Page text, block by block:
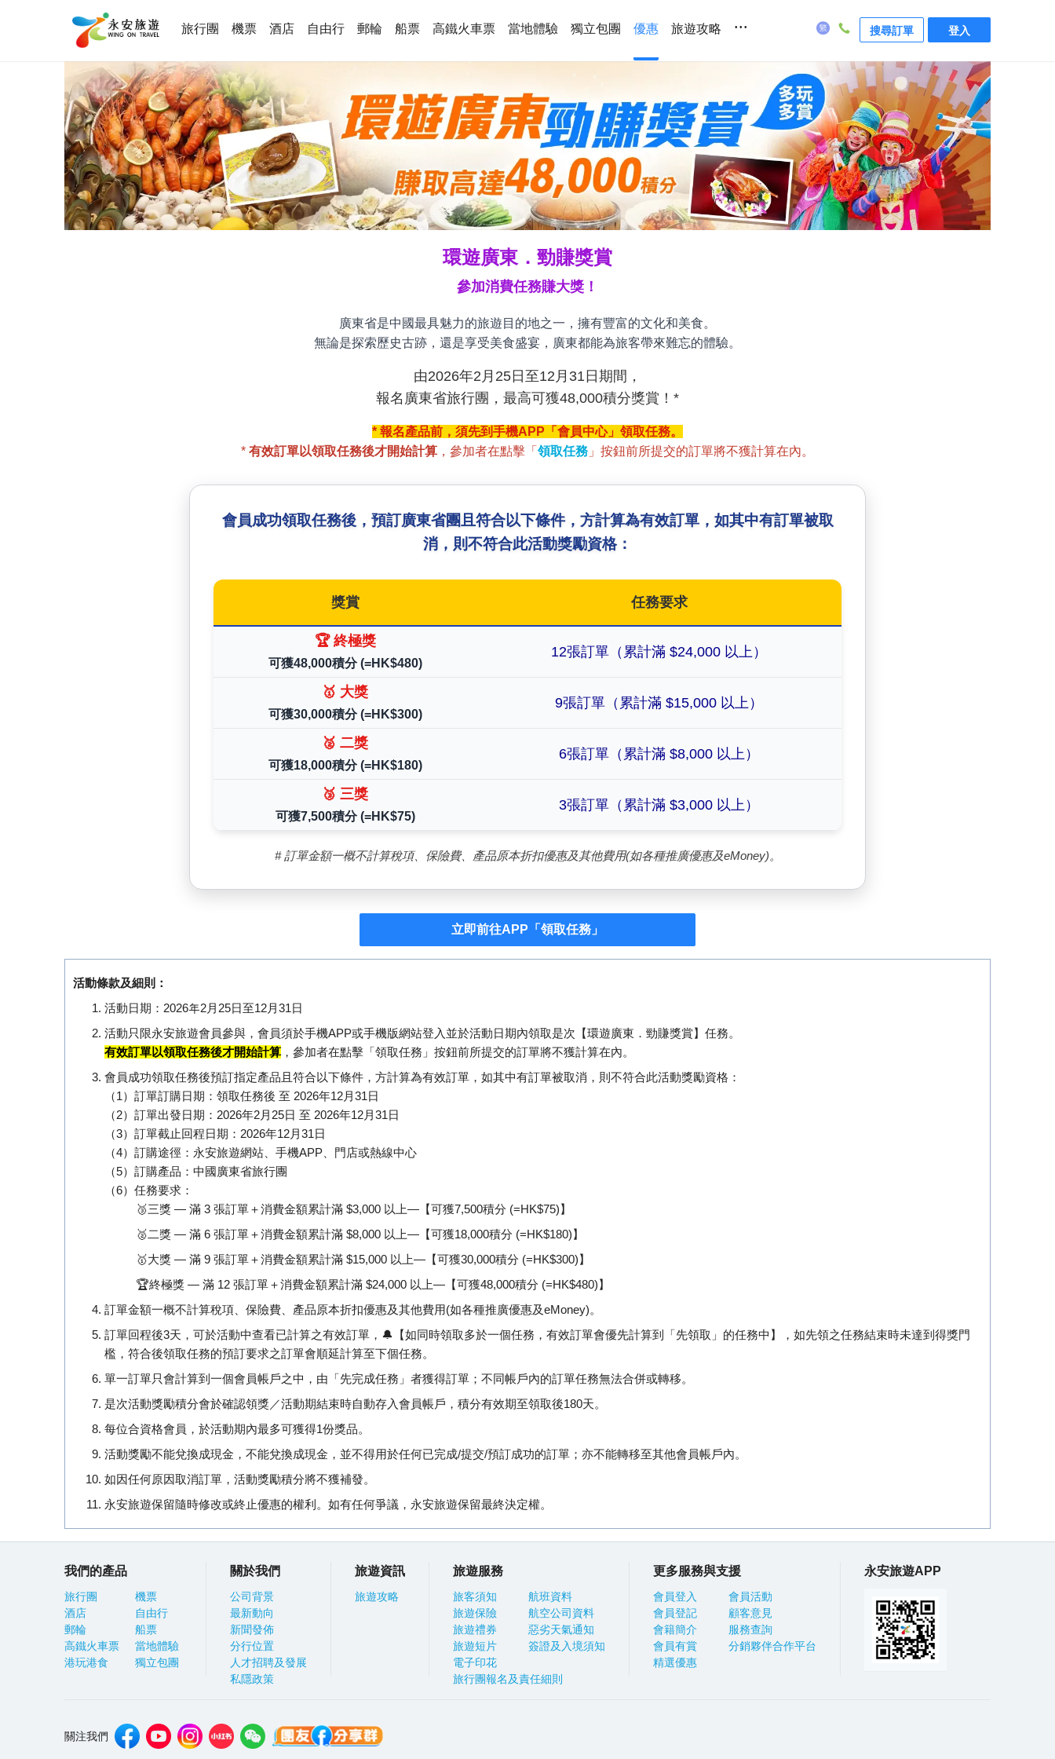
旅行團 機票 酒店 自由行 郵輪 船票 高鐵火車票 當地體驗 獨立包團 優惠 旅遊攻略 ... 搜尋訂單 登入
環遊廣東．勁賺獎賞
參加消費任務賺大獎！
廣東省是中國最具魅力的旅遊目的地之一，擁有豐富的文化和美食。
無論是探索歷史古跡，還是享受美食盛宴，廣東都能為旅客帶來難忘的體驗。
由2026年2月25日至12月31日期間，
報名廣東省旅行團，最高可獲48,000積分獎賞！*
* 報名產品前，須先到手機APP「會員中心」領取任務。
* 有效訂單以領取任務後才開始計算 ，參加者在點擊「 領取任務 」按鈕前所提交的訂單將不獲計算在內。
會員成功領取任務後，預訂廣東省團且符合以下條件，方計算為有效訂單，如其中有訂單被取
消，則不符合此活動獎勵資格：
獎賞 任務要求
🏆 終極獎
可獲48,000積分 (=HK$480)
12張訂單（累計滿 $24,000 以上）
🥇 大獎
可獲30,000積分 (=HK$300)
9張訂單（累計滿 $15,000 以上）
🥈 二獎
可獲18,000積分 (=HK$180)
6張訂單（累計滿 $8,000 以上）
🥉 三獎
可獲7,500積分 (=HK$75)
3張訂單（累計滿 $3,000 以上）
# 訂單金額一概不計算稅項、保險費、產品原本折扣優惠及其他費用(如各種推廣優惠及eMoney)。
立即前往APP「領取任務」
活動條款及細則：
活動日期：2026年2月25日至12月31日
活動只限永安旅遊會員參與，會員須於手機APP或手機版網站登入並於活動日期內領取是次【環遊廣東．勁賺獎賞】任務。
有效訂單以領取任務後才開始計算 ，參加者在點擊「領取任務」按鈕前所提交的訂單將不獲計算在內。
會員成功領取任務後預訂指定產品且符合以下條件，方計算為有效訂單，如其中有訂單被取消，則不符合此活動獎勵資格：
（1）訂單訂購日期：領取任務後 至 2026年12月31日
（2）訂單出發日期：2026年2月25日 至 2026年12月31日
（3）訂單截止回程日期：2026年12月31日
（4）訂購途徑：永安旅遊網站、手機APP、門店或熱線中心
（5）訂購產品：中國廣東省旅行團
（6）任務要求：
🥉三獎 — 滿 3 張訂單＋消費金額累計滿 $3,000 以上—【可獲7,500積分 (=HK$75)】
🥈二獎 — 滿 6 張訂單＋消費金額累計滿 $8,000 以上—【可獲18,000積分 (=HK$180)】
🥇大獎 — 滿 9 張訂單＋消費金額累計滿 $15,000 以上—【可獲30,000積分 (=HK$300)】
🏆終極獎 — 滿 12 張訂單＋消費金額累計滿 $24,000 以上—【可獲48,000積分 (=HK$480)】
訂單金額一概不計算稅項、保險費、產品原本折扣優惠及其他費用(如各種推廣優惠及eMoney)。
訂單回程後3天，可於活動中查看已計算之有效訂單，🔔【如同時領取多於一個任務，有效訂單會優先計算到「先領取」的任務中】，如先領之任務結束時未達到得獎門
檻，符合後領取任務的預訂要求之訂單會順延計算至下個任務。
單一訂單只會計算到一個會員帳戶之中，由「先完成任務」者獲得訂單；不同帳戶內的訂單任務無法合併或轉移。
是次活動獎勵積分會於確認領獎／活動期結束時自動存入會員帳戶，積分有效期至領取後180天。
每位合資格會員，於活動期內最多可獲得1份獎品。
活動獎勵不能兌換成現金，不能兌換成現金，並不得用於任何已完成/提交/預訂成功的訂單；亦不能轉移至其他會員帳戶內。
如因任何原因取消訂單，活動獎勵積分將不獲補發。
永安旅遊保留隨時修改或終止優惠的權利。如有任何爭議，永安旅遊保留最終決定權。
我們的產品
旅行團
酒店
郵輪
高鐵火車票
港玩港食
機票
自由行
船票
當地體驗
獨立包團
關於我們
公司背景
最新動向
新聞發佈
分行位置
人才招聘及發展
私隱政策
旅遊資訊
旅遊攻略
旅遊服務
旅客須知
旅遊保險
旅遊禮券
旅遊短片
電子印花
航班資料
航空公司資料
惡劣天氣通知
簽證及入境須知
旅行團報名及責任細則
更多服務與支援
會員登入
會員登記
會籍簡介
會員有賞
精選優惠
會員活動
顧客意見
服務查詢
分銷夥伴合作平台
永安旅遊APP
關注我們